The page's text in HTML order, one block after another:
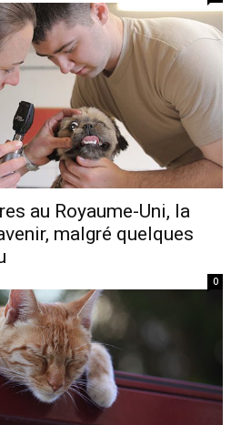
au Royaume-Uni, la
malgré quelques
0